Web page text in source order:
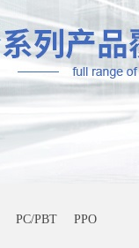
PC/PBT PPO